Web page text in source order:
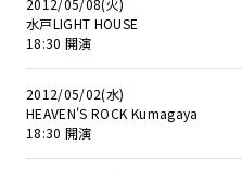
水戸LIGHT HOUSE
18:30 開演
2012/05/02(水)
HEAVEN'S ROCK Kumagaya
18:30 開演